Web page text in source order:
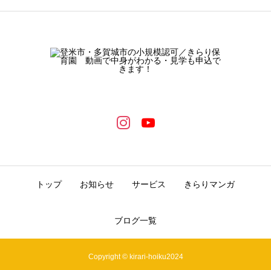
トップ お知らせ サービス きらりマンガ
ブログ一覧
Copyright © kirari-hoiku2024